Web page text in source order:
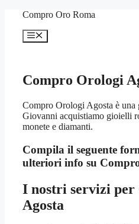
contenuto
Compro Oro Roma
Menu
Compro Orologi
Compro Orologi Agosta è una
Giovanni acquistiamo gioielli
monete e diamanti.
Compila il seguente
ulteriori info su
I nostri servizi per
Agosta